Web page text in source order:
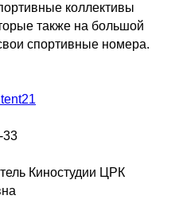
коллективы
также на большой
спортивные номера.
33
Киностудии ЦРК